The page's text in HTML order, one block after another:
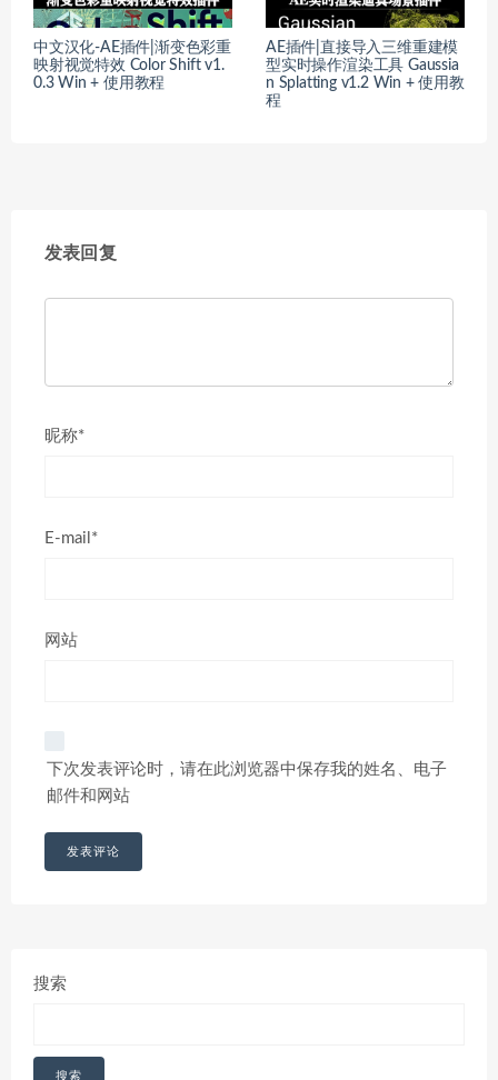
中文汉化-AE插件|渐变色彩重
映射视觉特效 Color Shift v1.
0.3 Win + 使用教程
AE插件|直接导入三维重建模
型实时操作渲染工具 Gaussia
n Splatting v1.2 Win + 使用教
程
发表回复
昵称*
E-mail*
网站
下次发表评论时，请在此浏览器中保存我的姓名、电子
邮件和网站
搜索
搜索